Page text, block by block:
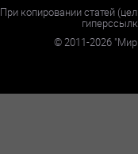
При копировании статей
©2011-2026